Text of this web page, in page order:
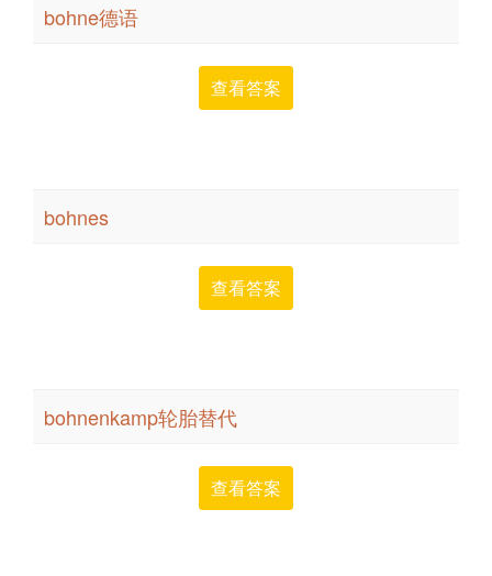
bohne德语
查看答案
bohnes
查看答案
bohnenkamp轮胎替代
查看答案